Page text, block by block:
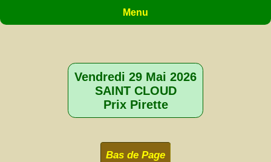
Menu
Vendredi 29 Mai 2026
SAINT CLOUD
Prix Pirette
Bas de Page